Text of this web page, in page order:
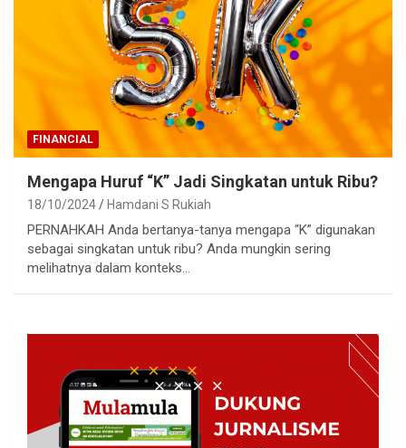
FINANCIAL
Mengapa Huruf “K” Jadi Singkatan untuk Ribu?
18/10/2024 Hamdani S Rukiah
PERNAHKAH Anda bertanya-tanya mengapa “K” digunakan
sebagai singkatan untuk ribu? Anda mungkin sering
melihatnya dalam konteks…